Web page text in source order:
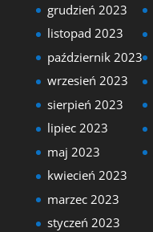
grudzień 2023
listopad 2023
październik 2023
wrzesień 2023
sierpień 2023
lipiec 2023
maj 2023
kwiecień 2023
marzec 2023
styczeń 2023